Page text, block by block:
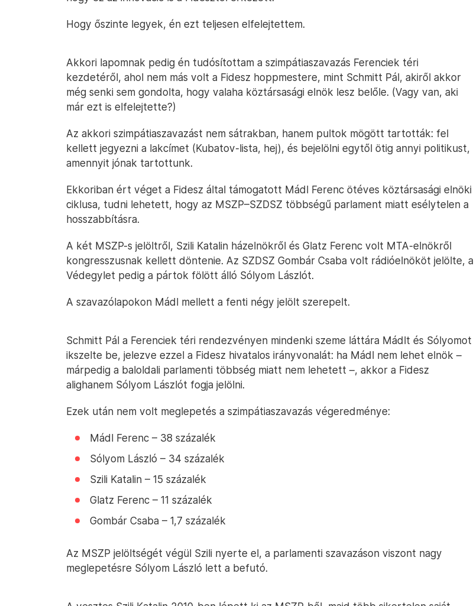
Hogy őszinte legyek, én ezt teljesen elfelejtettem.
Akkori lapomnak pedig én tudósítottam a szimpátiaszavazás Ferenciek téri
kezdetéről, ahol nem más volt a Fidesz hoppmestere, mint Schmitt Pál, akiről akkor
még senki sem gondolta, hogy valaha köztársasági elnök lesz belőle. (Vagy van, aki
már ezt is elfelejtette?)
Az akkori szimpátiaszavazást nem sátrakban, hanem pultok mögött tartották: fel
kellett jegyezni a lakcímet (Kubatov-lista, hej), és bejelölni egytől ötig annyi politikust,
amennyit jónak tartottunk.
Ekkoriban ért véget a Fidesz által támogatott Mádl Ferenc ötéves köztársasági elnöki
ciklusa, tudni lehetett, hogy az MSZP–SZDSZ többségű parlament miatt esélytelen a
hosszabbításra.
A két MSZP-s jelöltről, Szili Katalin házelnökről és Glatz Ferenc volt MTA-elnökről
kongresszusnak kellett döntenie. Az SZDSZ Gombár Csaba volt rádióelnököt jelölte, a
Védegylet pedig a pártok fölött álló Sólyom Lászlót.
A szavazólapokon Mádl mellett a fenti négy jelölt szerepelt.
Schmitt Pál a Ferenciek téri rendezvényen mindenki szeme láttára Mádlt és Sólyomot
ikszelte be, jelezve ezzel a Fidesz hivatalos irányvonalát: ha Mádl nem lehet elnök –
márpedig a baloldali parlamenti többség miatt nem lehetett –, akkor a Fidesz
alighanem Sólyom Lászlót fogja jelölni.
Ezek után nem volt meglepetés a szimpátiaszavazás végeredménye:
Mádl Ferenc – 38 százalék
Sólyom László – 34 százalék
Szili Katalin – 15 százalék
Glatz Ferenc – 11 százalék
Gombár Csaba – 1,7 százalék
Az MSZP jelöltségét végül Szili nyerte el, a parlamenti szavazáson viszont nagy
meglepetésre Sólyom László lett a befutó.